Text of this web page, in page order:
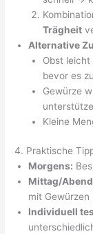
Trägheit
Alternative
Obst
bevor es
Gewürze
Kleine
4. Praktische
Morgens:
Mittag/
mit Gewürzen
Individuell